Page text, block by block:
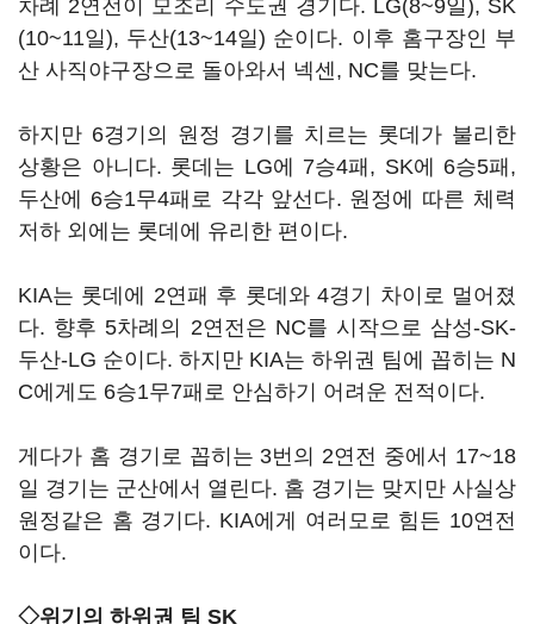
차례 2연전이 모조리 수도권 경기다. LG(8~9일), SK
(10~11일), 두산(13~14일) 순이다. 이후 홈구장인 부
산 사직야구장으로 돌아와서 넥센, NC를 맞는다.
하지만 6경기의 원정 경기를 치르는 롯데가 불리한
상황은 아니다. 롯데는 LG에 7승4패, SK에 6승5패,
두산에 6승1무4패로 각각 앞선다. 원정에 따른 체력
저하 외에는 롯데에 유리한 편이다.
KIA는 롯데에 2연패 후 롯데와 4경기 차이로 멀어졌
다. 향후 5차례의 2연전은 NC를 시작으로 삼성-SK-
두산-LG 순이다. 하지만 KIA는 하위권 팀에 꼽히는 N
C에게도 6승1무7패로 안심하기 어려운 전적이다.
게다가 홈 경기로 꼽히는 3번의 2연전 중에서 17~18
일 경기는 군산에서 열린다. 홈 경기는 맞지만 사실상
원정같은 홈 경기다. KIA에게 여러모로 힘든 10연전
이다.
◇위기의 하위권 팀 SK